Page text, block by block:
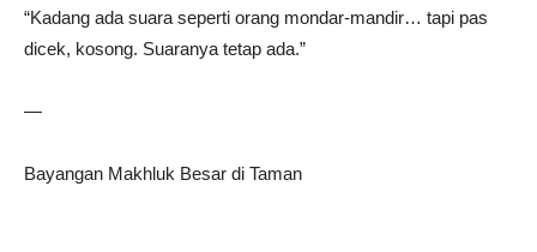
“Kadang ada suara seperti orang mondar-mandir… tapi pas
dicek, kosong. Suaranya tetap ada.”
—
Bayangan Makhluk Besar di Taman